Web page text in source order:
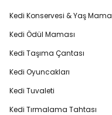
Kedi Konservesi & Yaş Mama
Kedi Ödül Maması
Kedi Taşıma Çantası
Kedi Oyuncakları
Kedi Tuvaleti
Kedi Tırmalama Tahtası